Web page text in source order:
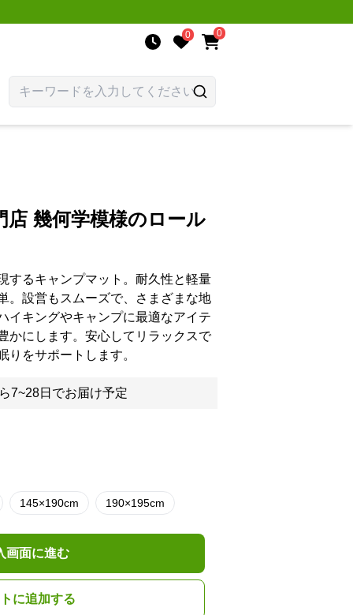
0 0
幾何学模様のロール
するキャンプマット。耐久性と軽量
。設営もスムーズで、さまざまな地
イキングやキャンプに最適なアイテ
かにします。安心してリラックスで
りをサポートします。
7~28日でお届け予定
145×190cm 190×195cm
画面に進む
に追加する